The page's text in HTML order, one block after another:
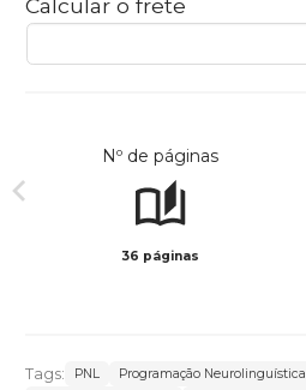
Calcular o frete
Nº de páginas
36 páginas
Tags: PNL Programação Neurolinguística